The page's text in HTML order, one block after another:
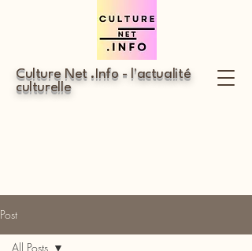
Culture Net .Info - l'actualité
culturelle
Post
All Posts